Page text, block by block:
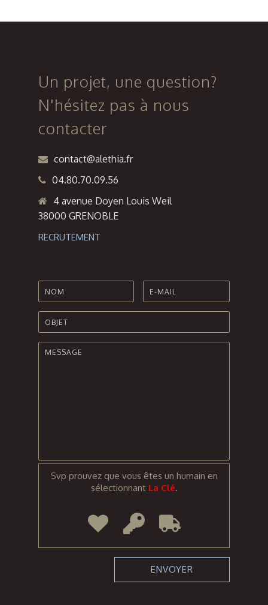
«
LOGEMENTS
A
AVIGNON
PAVILLON
GRENOBLE
(38)
Un projet, une question?
N'hésitez pas à nous
contacter
contact@alethia.fr
04.80.70.09.56
4 avenue Doyen Louis Weil
38000 GRENOBLE
RECRUTEMENT
Svp prouvez que vous êtes un humain en
sélectionnantLa Clé.